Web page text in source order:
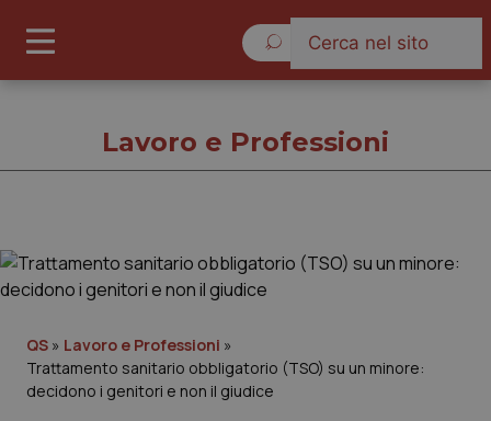
Governo e Parlamento
Lavoro e Professioni
QS » Lavoro e Professioni »
Trattamento sanitario obbligatorio (TSO) su un minore:
decidono i genitori e non il giudice